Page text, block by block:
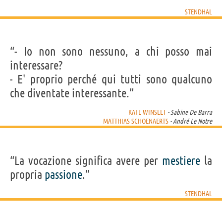
STENDHAL
“- Io non sono nessuno, a chi posso mai
interessare?
- E' proprio perché qui tutti sono qualcuno
che diventate interessante.”
KATE WINSLET - Sabine De Barra
MATTHIAS SCHOENAERTS - André Le Notre
“La vocazione significa avere per mestiere la
propria passione.”
STENDHAL